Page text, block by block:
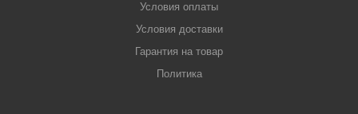
Условия оплаты
Условия доставки
Гарантия на товар
Политика